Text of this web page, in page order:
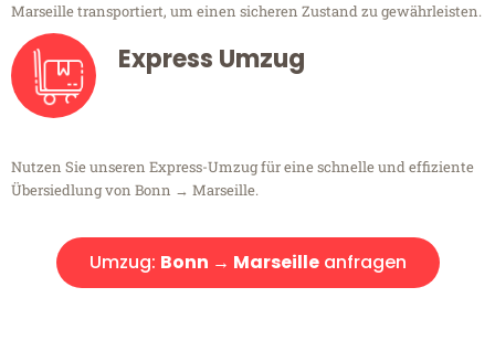
Marseille transportiert, um einen sicheren Zustand zu gewährleisten.
Express Umzug
Nutzen Sie unseren Express-Umzug für eine schnelle und effiziente
Übersiedlung von Bonn → Marseille.
Umzug: Bonn → Marseilleanfragen